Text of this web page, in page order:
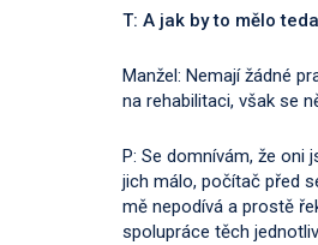
T: A jak by to mělo
Manžel: Nemají žádné
na rehabilitaci, však se
P: Se domnívám, že oni
jich málo, počítač před
mě nepodívá a prostě
spolupráce těch